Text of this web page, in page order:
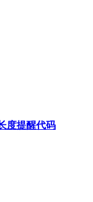
度提醒代码